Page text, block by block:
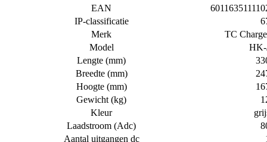
EAN
IP-classificatie
Merk
TC
Model
HK-
Lengte (mm)
Breedte (mm)
Hoogte (mm)
Gewicht (kg)
Kleur
Laadstroom (Adc)
Aantal uitgangen dc